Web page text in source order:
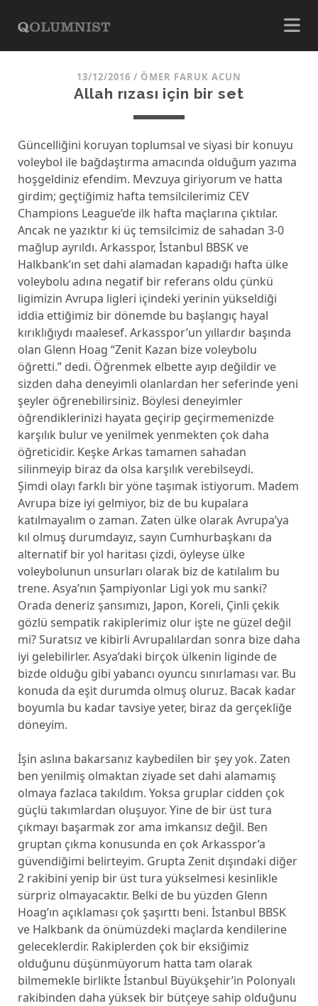
13/12/2016 / ÖMER FARUK ACUN
Allah rızası için bir set
Güncelliğini koruyan toplumsal ve siyasi bir konuyu
voleybol ile bağdaştırma amacında olduğum yazıma
hoşgeldiniz efendim. Mevzuya giriyorum ve hatta
girdim; geçtiğimiz hafta temsilcilerimiz CEV
Champions League’de ilk hafta maçlarına çıktılar.
Ancak ne yazıktır ki üç temsilcimiz de sahadan 3-0
mağlup ayrıldı. Arkasspor, İstanbul BBSK ve
Halkbank’ın set dahi alamadan kapadığı hafta ülke
voleybolu adına negatif bir referans oldu çünkü
ligimizin Avrupa ligleri içindeki yerinin yükseldiği
iddia ettiğimiz bir dönemde bu başlangıç hayal
kırıklığıydı maalesef. Arkasspor’un yıllardır başında
olan Glenn Hoag “Zenit Kazan bize voleybolu
öğretti.” dedi. Öğrenmek elbette ayıp değildir ve
sizden daha deneyimli olanlardan her seferinde yeni
şeyler öğrenebilirsiniz. Böylesi deneyimler
öğrendiklerinizi hayata geçirip geçirmemenizde
karşılık bulur ve yenilmek yenmekten çok daha
öğreticidir. Keşke Arkas tamamen sahadan
silinmeyip biraz da olsa karşılık verebilseydi.
Şimdi olayı farklı bir yöne taşımak istiyorum. Madem
Avrupa bize iyi gelmiyor, biz de bu kupalara
katılmayalım o zaman. Zaten ülke olarak Avrupa’ya
kıl olmuş durumdayız, sayın Cumhurbaşkanı da
alternatif bir yol haritası çizdi, öyleyse ülke
voleybolunun unsurları olarak biz de katılalım bu
trene. Asya’nın Şampiyonlar Ligi yok mu sanki?
Orada deneriz şansımızı, Japon, Koreli, Çinli çekik
gözlü sempatik rakiplerimiz olur işte ne güzel değil
mi? Suratsız ve kibirli Avrupalılardan sonra bize daha
iyi gelebilirler. Asya’daki birçok ülkenin liginde de
bizde olduğu gibi yabancı oyuncu sınırlaması var. Bu
konuda da eşit durumda olmuş oluruz. Bacak kadar
boyumla bu kadar tavsiye yeter, biraz da gerçekliğe
döneyim.
İşin aslına bakarsanız kaybedilen bir şey yok. Zaten
ben yenilmiş olmaktan ziyade set dahi alamamış
olmaya fazlaca takıldım. Yoksa gruplar cidden çok
güçlü takımlardan oluşuyor. Yine de bir üst tura
çıkmayı başarmak zor ama imkansız değil. Ben
gruptan çıkma konusunda en çok Arkasspor’a
güvendiğimi belirteyim. Grupta Zenit dışındaki diğer
2 rakibini yenip bir üst tura yükselmesi kesinlikle
sürpriz olmayacaktır. Belki de bu yüzden Glenn
Hoag’ın açıklaması çok şaşırttı beni. İstanbul BBSK
ve Halkbank da önümüzdeki maçlarda kendilerine
geleceklerdir. Rakiplerden çok bir eksiğimiz
olduğunu düşünmüyorum hatta tam olarak
bilmemekle birlikte İstanbul Büyükşehir’in Polonyalı
rakibinden daha yüksek bir bütçeye sahip olduğunu